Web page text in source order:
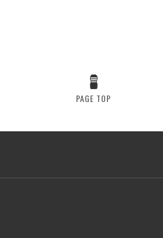
PAGE TOP